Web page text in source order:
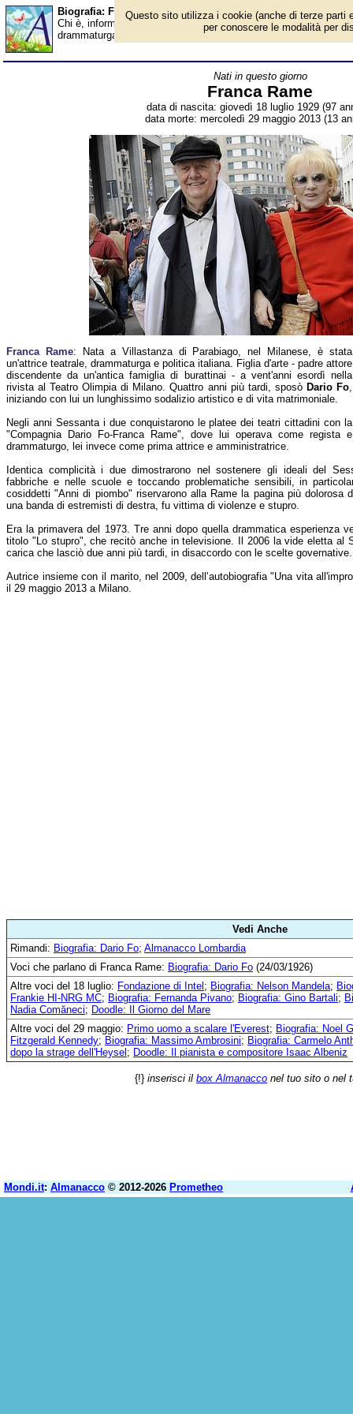
Biografia: Franca Rame - Almanacco
Chi è, informazioni, foto, qual è la data di nascita, dove è nato,
drammaturga italiana. Breve biografia. Voce dell'Almanacco.
Nati in questo giorno
Franca Rame
data di nascita: giovedì 18 luglio 1929 (97
data morte: mercoledì 29 maggio 2013 (13
Franca Rame: Nata a Villastanza di Parabiago, nel Milanese, è stata
un'attrice teatrale, drammaturga e politica italiana. Figlia d'arte - padre attore
discendente da un'antica famiglia di burattinai - a vent'anni esordì nella
rivista al Teatro Olimpia di Milano. Quattro anni più tardi, sposò Dario Fo,
iniziando con lui un lunghissimo sodalizio artistico e di vita matrimoniale.
Negli anni Sessanta i due conquistarono le platee dei teatri cittadini con la
"Compagnia Dario Fo-Franca Rame", dove lui operava come regista e
drammaturgo, lei invece come prima attrice e amministratrice.
Identica complicità i due dimostrarono nel sostenere gli ideali del
fabbriche e nelle scuole e toccando problematiche sensibili, in
cosiddetti "Anni di piombo" riservarono alla Rame la pagina più dolorosa
una banda di estremisti di destra, fu vittima di violenze e stupro.
Era la primavera del 1973. Tre anni dopo quella drammatica esperienza
titolo "Lo stupro", che recitò anche in televisione. Il 2006 la vide eletta al
carica che lasciò due anni più tardi, in disaccordo con le scelte governative.
Autrice insieme con il marito, nel 2009, dell'autobiografia "Una vita
il 29 maggio 2013 a Milano.
Vedi Anche
Rimandi: Biografia: Dario Fo; Almanacco Lombardia
Voci che parlano di Franca Rame: Biografia: Dario Fo (24/03/1926)
Altre voci del 18 luglio: Fondazione di Intel ; Biografia: Nelson Mandela;
Frankie HI-NRG MC; Biografia: Fernanda Pivano; Biografia: Gino Bartali;
Nadia Comăneci; Doodle: Il Giorno del Mare
Altre voci del 29 maggio: Primo uomo a scalare l'Everest; Biografia: Noel
Fitzgerald Kennedy; Biografia: Massimo Ambrosini; Biografia: Carmelo
dopo la strage dell'Heysel ; Doodle: Il pianista e compositore Isaac Albeniz
{!} inserisci il box Almanacco nel tuo sito o nel
Mondi.it: Almanacco © 2012-2026 Prometheo
Questo sito utilizza i cookie (anche di terze parti
per conoscere le modalità per